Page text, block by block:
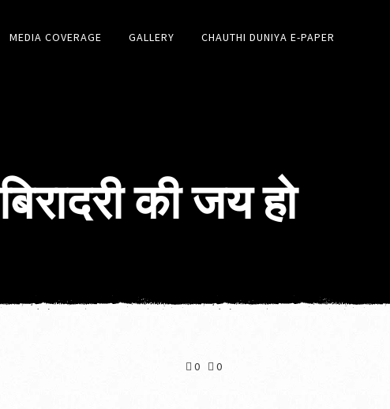
MEDIA COVERAGE GALLERY CHAUTHI DUNIYA E-PAPER
की जय हो
0 0